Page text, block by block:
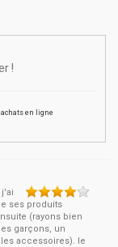
!
achats en ligne
ses produits
(rayons bien
garçons, un
accessoires). le